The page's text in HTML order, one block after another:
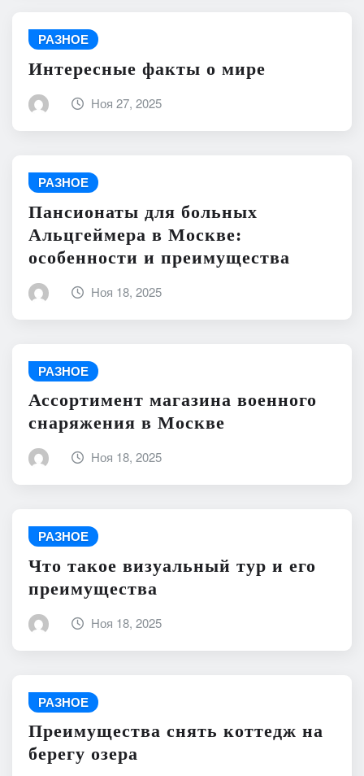
РАЗНОЕ
Интересные факты о мире
Ноя 27, 2025
РАЗНОЕ
Пансионаты для больных
Альцгеймера в Москве:
особенности и преимущества
Ноя 18, 2025
РАЗНОЕ
Ассортимент магазина военного
снаряжения в Москве
Ноя 18, 2025
РАЗНОЕ
Что такое визуальный тур и его
преимущества
Ноя 18, 2025
РАЗНОЕ
Преимущества снять коттедж на
берегу озера